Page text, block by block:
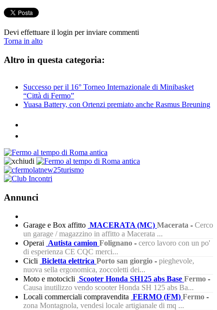
Devi effettuare il login per inviare commenti
Torna in alto
Altro in questa categoria:
Successo per il 16° Torneo Internazionale di Minibasket
“Città di Fermo”
Yuasa Battery, con Ortenzi premiato anche Rasmus Breuning
Annunci
Garage e Box affitto MACERATA (MC) Macerata - Cerco
un garage / magazzino in affitto a Macerata ...
Operai Autista camion Folignano - cerco lavoro con un po'
di esperienza CE CQC merci...
Cicli Bicletta elettrica Porto san giorgio - pieghevole,
nuova sella ergonomica, zoccoletti dei...
Moto e motocicli Scooter Honda SH125 abs Base Fermo -
Causa inutilizzo vendo scooter Honda SH 125 abs Ba...
Locali commerciali compravendita FERMO (FM) Fermo -
zona Montagnola, vendesi locale artigianale di mq ...